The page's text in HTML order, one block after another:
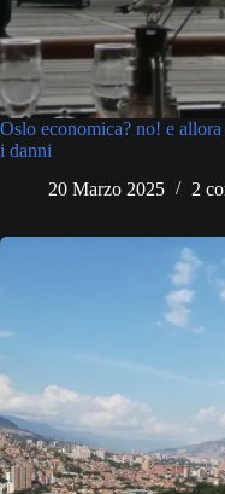
Oslo economica? no! e
i danni
20 Marzo 2025
2